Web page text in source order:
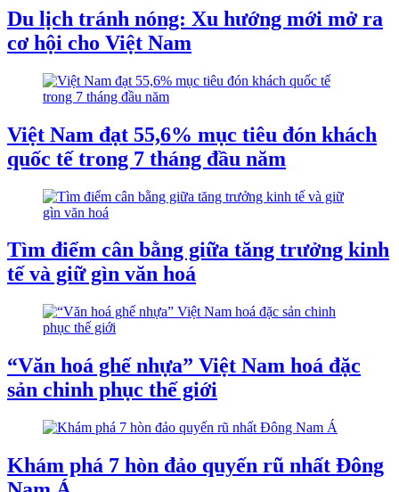
Du lịch tránh nóng: Xu hướng mới mở ra
cơ hội cho Việt Nam
Việt Nam đạt 55,6% mục tiêu đón khách
quốc tế trong 7 tháng đầu năm
Tìm điểm cân bằng giữa tăng trưởng kinh
tế và giữ gìn văn hoá
“Văn hoá ghế nhựa” Việt Nam hoá đặc
sản chinh phục thế giới
Khám phá 7 hòn đảo quyến rũ nhất Đông